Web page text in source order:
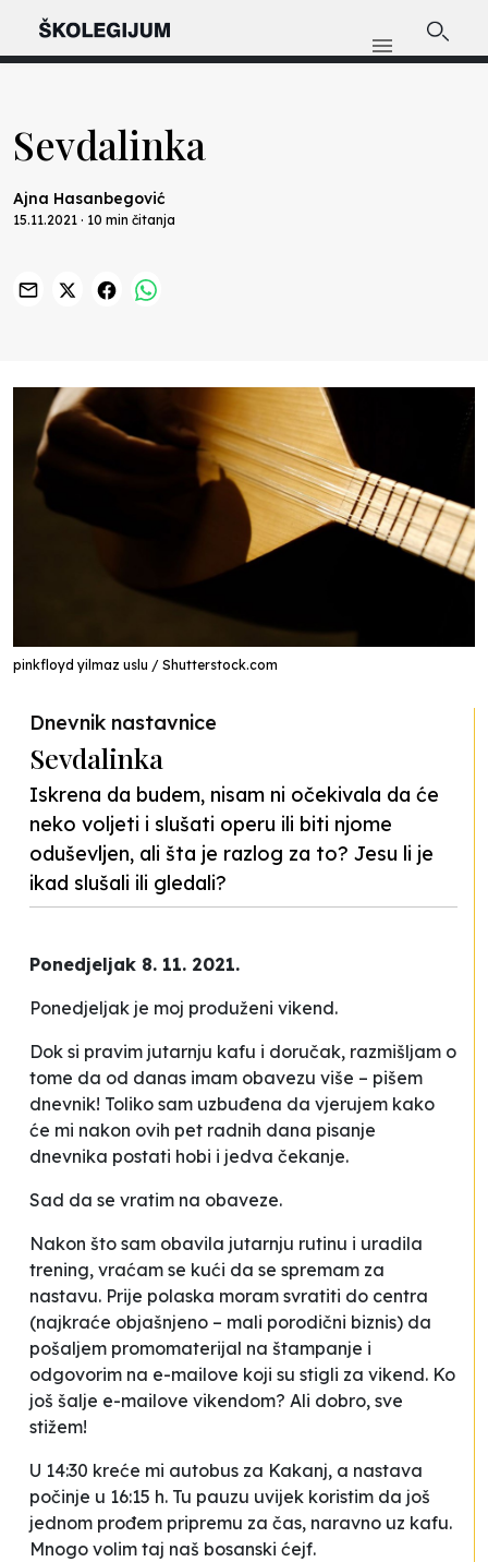
Sevdalinka
Ajna Hasanbegović
15.11.2021 · 10 min čitanja
pinkfloyd yilmaz uslu / Shutterstock.com
Dnevnik nastavnice
Sevdalinka
Iskrena da budem, nisam ni očekivala da će
neko voljeti i slušati operu ili biti njome
oduševljen, ali šta je razlog za to? Jesu li je
ikad slušali ili gledali?
Ponedjeljak 8. 11. 2021.
Ponedjeljak je moj produženi vikend.
Dok si pravim jutarnju kafu i doručak, razmišljam o
tome da od danas imam obavezu više – pišem
dnevnik! Toliko sam uzbuđena da vjerujem kako
će mi nakon ovih pet radnih dana pisanje
dnevnika postati hobi i jedva čekanje.
Sad da se vratim na obaveze.
Nakon što sam obavila jutarnju rutinu i uradila
trening, vraćam se kući da se spremam za
nastavu. Prije polaska moram svratiti do centra
(najkraće objašnjeno – mali porodični biznis) da
pošaljem promomaterijal na štampanje i
odgovorim na e-mailove koji su stigli za vikend. Ko
još šalje e-mailove vikendom? Ali dobro, sve
stižem!
U 14:30 kreće mi autobus za Kakanj, a nastava
počinje u 16:15 h. Tu pauzu uvijek koristim da još
jednom prođem pripremu za čas, naravno uz kafu.
Mnogo volim taj naš bosanski ćejf.